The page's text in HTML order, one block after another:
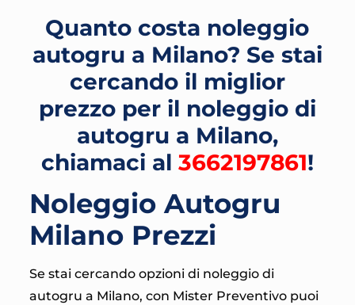
Quanto costa noleggio
autogru a Milano? Se stai
cercando il miglior
prezzo per il noleggio di
autogru a Milano,
chiamaci al 3662197861!
Noleggio Autogru
Milano Prezzi
Se stai cercando opzioni di noleggio di
autogru a Milano, con Mister Preventivo puoi